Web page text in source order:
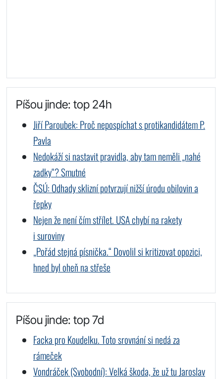
Píšou jinde: top 24h
Jiří Paroubek: Proč nepospíchat s protikandidátem P.
Pavla
Nedokáží si nastavit pravidla, aby tam neměli „nahé
zadky“? Smutné
ČSÚ: Odhady sklizní potvrzují nižší úrodu obilovin a
řepky
Nejen že není čím střílet. USA chybí na rakety
i suroviny
„Pořád stejná písnička.“ Dovolil si kritizovat opozici,
hned byl oheň na střeše
Píšou jinde: top 7d
Facka pro Koudelku. Toto srovnání si nedá za
rámeček
Vondráček (Svobodní): Velká škoda, že už tu Jaroslav